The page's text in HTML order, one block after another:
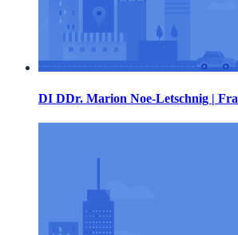
DI DDr. Marion Noe-Letschnig |